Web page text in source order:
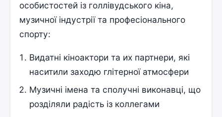
особистостей із голлівудського кіна,
музичної індустрії та професіонального
спорту:
Видатні кіноактори та их партнери, які
наситили заходю глітерної атмосфери
Музичні імена та сполучні виконавці, що
розділяли радість із коллегами